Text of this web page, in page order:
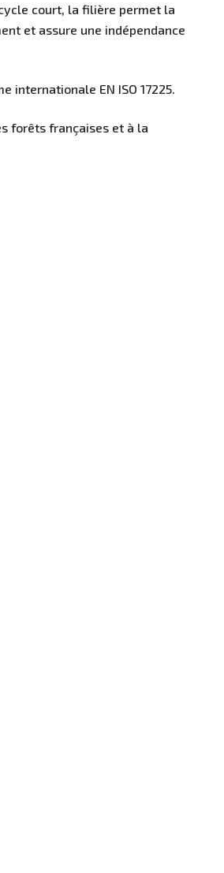
court, la filière permet la
et assure une indépendance
internationale EN ISO 17225.
forêts françaises et à la